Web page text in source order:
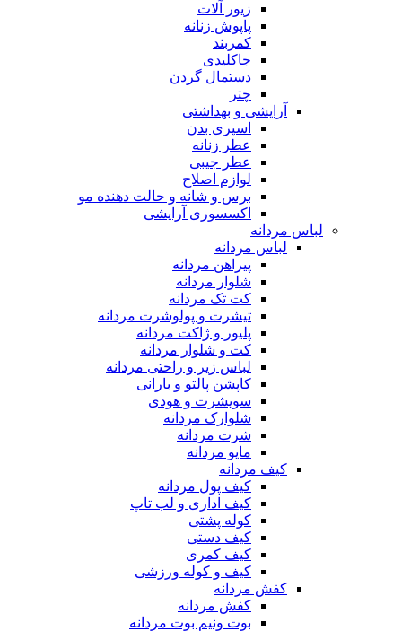
زیور آلات
پاپوش زنانه
کمربند
جاکلیدی
دستمال گردن
چتر
آرایشی و بهداشتی
اسپری بدن
عطر زنانه
عطر جیبی
لوازم اصلاح
برس و شانه و حالت دهنده مو
اکسسوری آرایشی
لباس مردانه
لباس مردانه
پیراهن مردانه
شلوار مردانه
کت تک مردانه
تیشرت و پولوشرت مردانه
پلیور و ژاکت مردانه
کت و شلوار مردانه
لباس زیر و راحتی مردانه
کاپشن پالتو و بارانی
سویشرت و هودی
شلوارک مردانه
شرت مردانه
مایو مردانه
کیف مردانه
کیف پول مردانه
کیف اداری و لب تاپ
کوله پشتی
کیف دستی
کیف کمری
کیف و کوله ورزشی
کفش مردانه
کفش مردانه
بوت ونیم بوت مردانه